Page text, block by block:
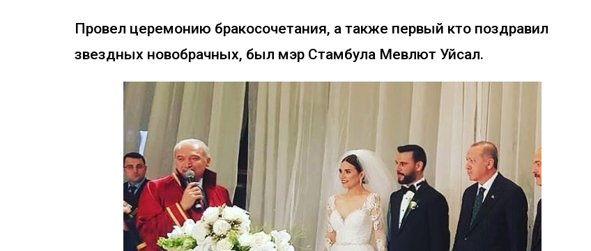
Провел церемонию бракосочетания, а также первый кто поздравил
звездных новобрачных, был мэр Стамбула Мевлют Уйсал.